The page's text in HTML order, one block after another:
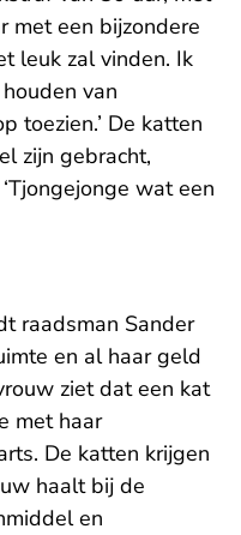
met een bijzondere
leuk zal vinden. Ik
van
toezien.’ De katten
zijn gebracht,
wat een
raadsman Sander
en al haar geld
ziet dat een kat
met haar
De katten krijgen
haalt bij de
en